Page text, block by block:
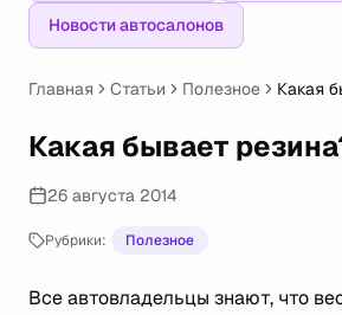
Новости автосалонов
Главная Статьи Полезное Какая
Какая бывает
26 августа 2014
Рубрики: Полезное
Все автовладельцы знают, что